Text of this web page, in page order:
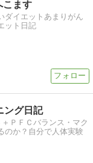
こます
ダイエットあまりがん
ット日記
ング日記
ＰＦＣバランス・マク
のか？自分で人体実験